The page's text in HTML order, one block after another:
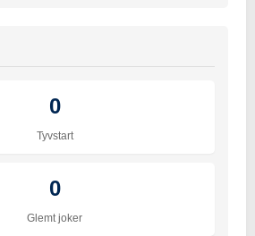
0
Tyvstart
0
Glemt joker